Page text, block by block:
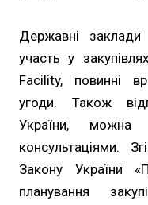
Державні заклади
участь у
Facility, повинні
угоди. Також
України,
консультаціями.
Закону України
планування